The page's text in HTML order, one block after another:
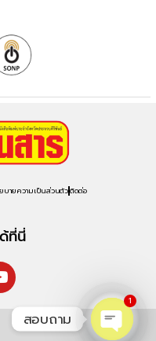
บายความเป็นส่วนตัวติดต่อ
ที่นี่
สอบถาม
1